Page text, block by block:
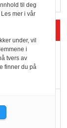
til deg
mer i vår
under, vil
i
tvers av
finner du på